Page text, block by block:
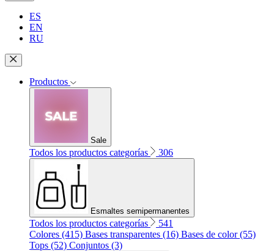
ES
EN
RU
Productos
Sale
Todos los productos categorías 306
Esmaltes semipermanentes
Todos los productos categorías
541
Colores (415) Bases transparentes (16) Bases de color (55)
Tops (52) Conjuntos (3)